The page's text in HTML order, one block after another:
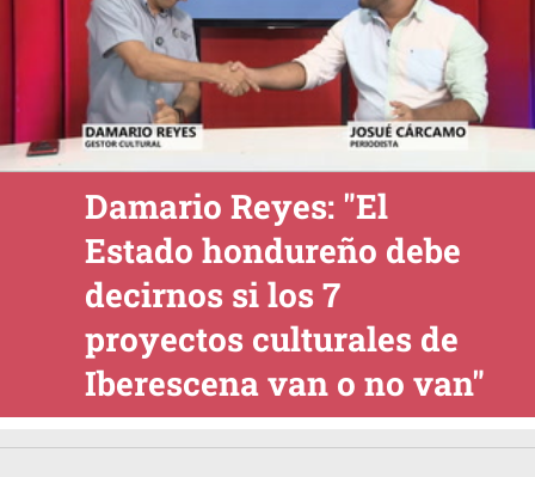
Damario Reyes: "El
Estado hondureño debe
decirnos si los 7
proyectos culturales de
Iberescena van o no van"